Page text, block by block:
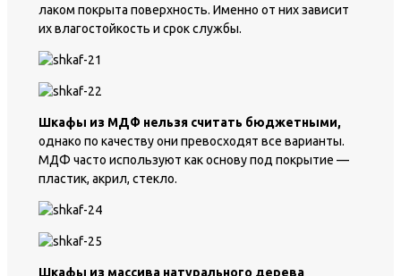
лаком покрыта поверхность. Именно от них зависит
их влагостойкость и срок службы.
Шкафы из МДФ нельзя считать бюджетными,
однако по качеству они превосходят все варианты.
МДФ часто используют как основу под покрытие —
пластик, акрил, стекло.
Шкафы из массива натурального дерева